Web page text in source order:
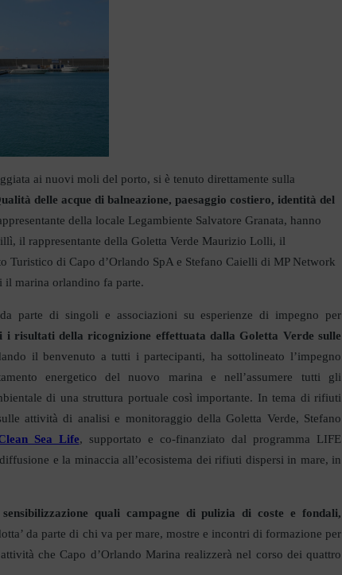
ai nuovi moli del porto, si è tenuto direttamente sulla
delle acque di balneazione, paesaggio costiero, identità del
della locale Legambiente Salvatore Granata, hanno
il rappresentante della Goletta Verde Maurizio Lolli, il
Turistico di Capo d’Orlando SpA e Stefano Caielli di MP Network
il marina orlandino fa parte.
parte di singoli e associazioni su esperienze di impegno per
i risultati della ricognizione effettuata dalla Goletta Verde sulle
il benvenuto a tutti i partecipanti, ha sottolineato l’impegno
energetico del nuovo marina e nell’assumere tutti gli
di una struttura portuale così importante. In tema di rifiuti
attività di analisi e monitoraggio della Goletta Verde, Stefano
Sea Life, supportato e co-finanziato dal programma LIFE
e la minaccia all’ecosistema dei rifiuti dispersi in mare, in
quali campagne di pulizia di coste e fondali,
da parte di chi va per mare, mostre e incontri di formazione per
che Capo d’Orlando Marina realizzerà nel corso dei quattro